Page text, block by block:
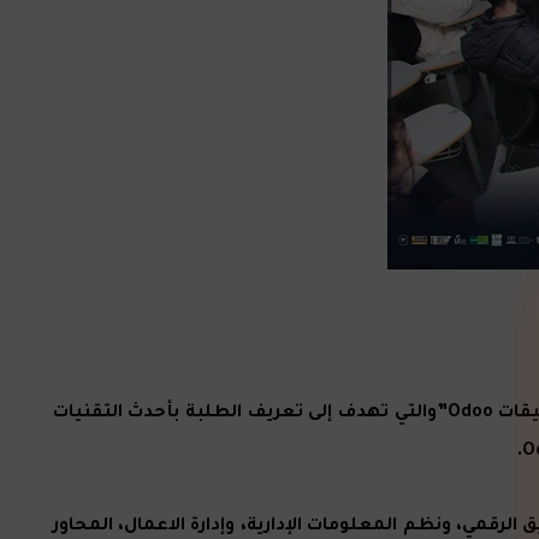
عقدت كلية الاعمال في جامعة عمان العربية وبالتعاون مع شركة Odoo ورشة تدريبية بعنوان “إدارة سلاسل التوريد عبر تطبيقات Odoo”والتي تهدف إلى تعريف الطلبة بأحدث التقنيات
ونظم المعلومات الإدارية، وإدارة الاعمال، المحاور